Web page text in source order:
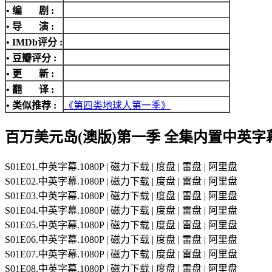
• 编 剧 :
• 导 演 :
• IMDb评分 :
• 豆瓣评分 :
• 更 新 :
• 翻 译 :
• 类似推荐 :
《第四类地球人第一季》
百万美元岛(澳版)第一季 全集内置中英字
S01E01.中英字幕.1080P | 磁力下载 | 度盘 | 雷盘 | 阿里盘
S01E02.中英字幕.1080P | 磁力下载 | 度盘 | 雷盘 | 阿里盘
S01E03.中英字幕.1080P | 磁力下载 | 度盘 | 雷盘 | 阿里盘
S01E04.中英字幕.1080P | 磁力下载 | 度盘 | 雷盘 | 阿里盘
S01E05.中英字幕.1080P | 磁力下载 | 度盘 | 雷盘 | 阿里盘
S01E06.中英字幕.1080P | 磁力下载 | 度盘 | 雷盘 | 阿里盘
S01E07.中英字幕.1080P | 磁力下载 | 度盘 | 雷盘 | 阿里盘
S01E08.中英字幕.1080P | 磁力下载 | 度盘 | 雷盘 | 阿里盘